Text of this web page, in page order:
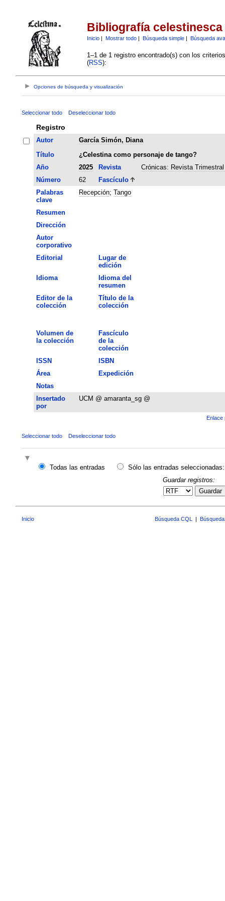
Bibliografía celestinesca
Inicio| Mostrar todo| Búsqueda simple| Búsqueda
1–1 de 1 registro encontrado(s) con los
(RSS):
Opciones de búsqueda y visualización
Seleccionar todo Deseleccionar todo
Registro
Autor
García Simón, Diana
Título
¿Celestina como personaje de tango?
Año
2025 Revista
Crónicas: Revista
Número
62
Fascículo
Palabras
clave
Recepción; Tango
Resumen
Dirección
Autor
corporativo
Editorial
Lugar de
edición
Idioma
Idioma del
resumen
Editor de la
colección
Título de la
colección
Volumen de
la colección
Fascículo
de la
colección
ISSN
ISBN
Área
Expedición
Notas
Insertado
por
UCM @ amaranta_sg @
Enlace
Seleccionar todo Deseleccionar todo
Todas las entradas
Sólo las entradas seleccionadas:
Guardar registros:
Guardar
Inicio Búsqueda CQL